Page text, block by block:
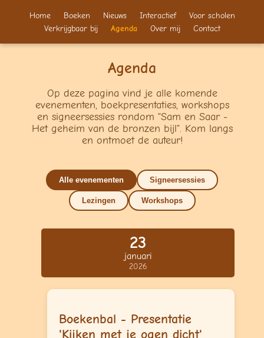
Home Boeken Nieuws Interactief
Voor scholen
Verkrijgbaar bij
Agenda Over mij Contact
Agenda
Op deze pagina vind je alle komende
evenementen, boekpresentaties, workshops
en signeersessies rondom "Sam en Saar -
Het geheim van de bronzen bijl". Kom langs
en ontmoet de auteur!
Alle evenementen Signeersessies
Lezingen Workshops
23
januari
2026
Boekenbal - Presentatie
'Kijken met je ogen dicht'